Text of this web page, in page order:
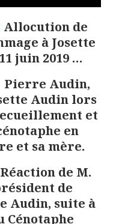
Allocution de
à Josette
juin 2019 …
Pierre Audin,
Audin lors
et
en
et sa mère.
Réaction de M.
de
Audin, suite à
Cénotaphe